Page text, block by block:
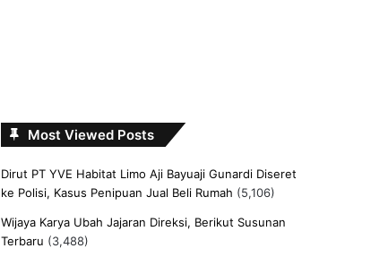
Most Viewed Posts
Dirut PT YVE Habitat Limo Aji Bayuaji Gunardi Diseret
ke Polisi, Kasus Penipuan Jual Beli Rumah (5,106)
Wijaya Karya Ubah Jajaran Direksi, Berikut Susunan
Terbaru (3,488)